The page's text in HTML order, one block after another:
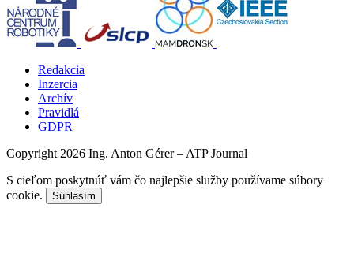
Redakcia
Inzercia
Archív
Pravidlá
GDPR
Copyright 2026 Ing. Anton Gérer – ATP Journal
S cieľom poskytnúť vám čo najlepšie služby používame súbory
cookie.
Súhlasím